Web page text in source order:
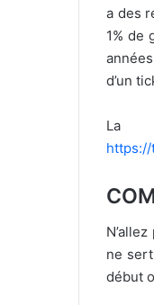
a des
1% de
d’un
La
ne
début